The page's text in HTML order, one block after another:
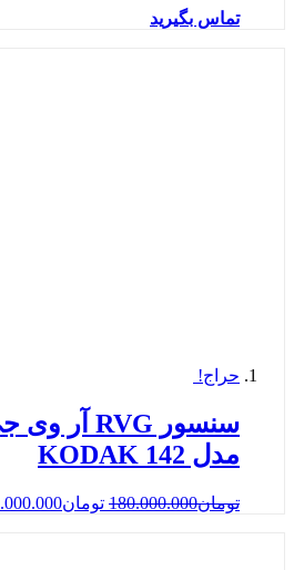
تماس بگیرید
حراج!
مدل KODAK 142
تومان180.000.000 تومان